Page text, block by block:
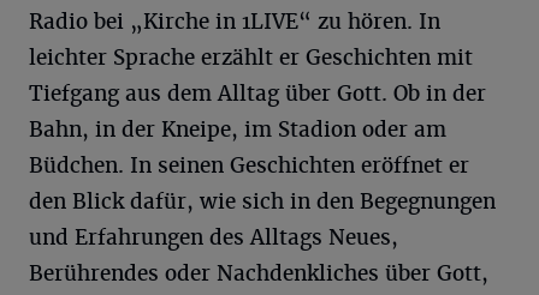
Radio bei „Kirche in 1LIVE“ zu hören. In
leichter Sprache erzählt er Geschichten mit
Tiefgang aus dem Alltag über Gott. Ob in der
Bahn, in der Kneipe, im Stadion oder am
Büdchen. In seinen Geschichten eröffnet er
den Blick dafür, wie sich in den Begegnungen
und Erfahrungen des Alltags Neues,
Berührendes oder Nachdenkliches über Gott,